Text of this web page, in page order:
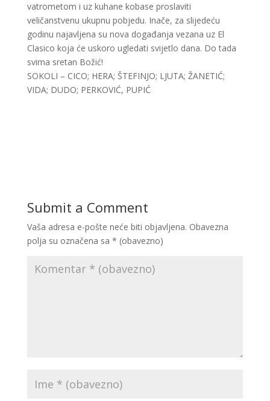
vatrometom i uz kuhane kobase proslaviti
veličanstvenu ukupnu pobjedu. Inače, za slijedeću
godinu najavljena su nova događanja vezana uz El
Clasico koja će uskoro ugledati svijetlo dana. Do tada
svima sretan Božić!
SOKOLI – CICO; HERA; ŠTEFINJO; LJUTA; ŽANETIĆ;
VIDA; DUDO; PERKOVIĆ, PUPIĆ
Submit a Comment
Vaša adresa e-pošte neće biti objavljena. Obavezna
polja su označena sa * (obavezno)